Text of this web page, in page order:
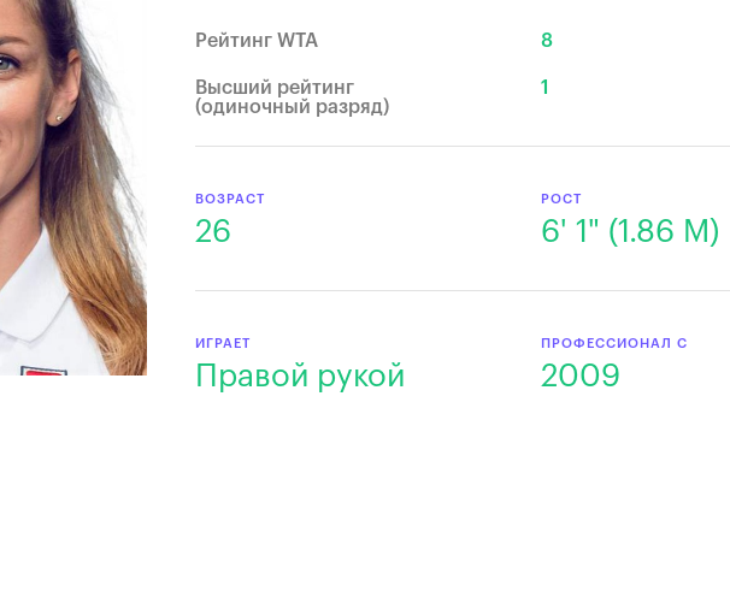
Рейтинг WTA 8
Высший рейтинг
(одиночный разряд)
1
ВОЗРАСТ
26
РОСТ
6' 1" (1.86 M)
ИГРАЕТ
Правой рукой
ПРОФЕССИОНАЛ С
2009